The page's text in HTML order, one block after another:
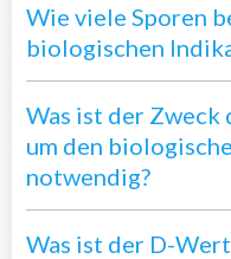
Wie viele Sporen
biologischen
Was ist der
um den
notwendig?
Was ist der D-